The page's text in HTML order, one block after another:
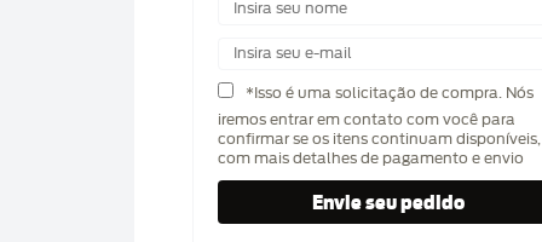
*Isso é uma solicitação de compra. Nós
iremos entrar em contato com você para
confirmar se os itens continuam disponíveis,
com mais detalhes de pagamento e envio